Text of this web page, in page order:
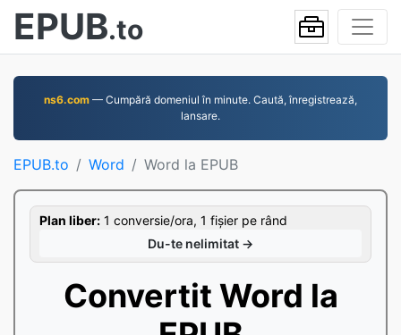
EPUB.to
ns6.com — Cumpără domeniul în minute. Caută, înregistrează,
lansare.
EPUB.to Word Word la EPUB
Plan liber: 1 conversie/ora, 1 fișier pe rând
Du-te nelimitat →
Convertit Word la